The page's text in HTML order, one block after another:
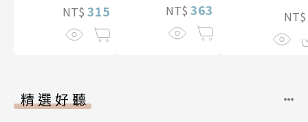
NT$ 315
動」，遠離小腹
凸出、肩頸僵
硬、慢性疼痛
NT$ 363 NT$
精選好聽